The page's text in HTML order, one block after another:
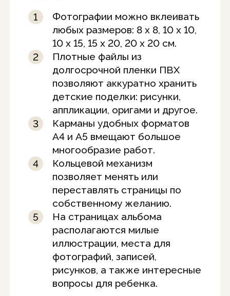
Фотографии можно вклеивать
любых размеров: 8 x 8, 10 x 10,
10 x 15, 15 x 20, 20 x 20 см.
Плотные файлы из
долгосрочной пленки ПВХ
позволяют аккуратно хранить
детские поделки: рисунки,
аппликации, оригами и другое.
Карманы удобных форматов
А4 и А5 вмещают большое
многообразие работ.
Кольцевой механизм
позволяет менять или
переставлять страницы по
собственному желанию.
На страницах альбома
располагаются милые
иллюстрации, места для
фотографий, записей,
рисунков, а также интересные
вопросы для ребенка.